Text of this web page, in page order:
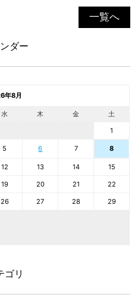
一覧へ
ダー
年8月
水 木 金 土
1
5 6 7 8
12 13 14 15
19 20 21 22
26 27 28 29
ゴリ